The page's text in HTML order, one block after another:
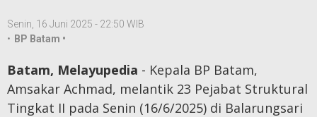
Senin, 16 Juni 2025 - 22:50 WIB
• BP Batam •
Batam, Melayupedia - Kepala BP Batam,
Amsakar Achmad, melantik 23 Pejabat Struktural
Tingkat II pada Senin (16/6/2025) di Balarungsari